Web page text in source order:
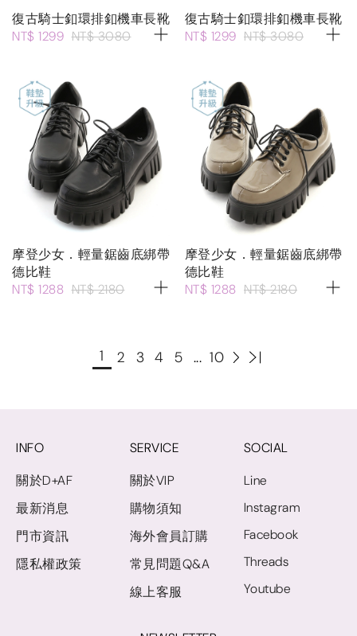
復古騎士釦環排釦機車長靴
NT$ 1299 NT$ 3080
復古騎士釦環排釦機車長靴
NT$ 1299 NT$ 3080
摩登少女．輕量鋸齒底綁帶
德比鞋
NT$ 1288 NT$ 2180
摩登少女．輕量鋸齒底綁帶
德比鞋
NT$ 1288 NT$ 2180
1 2 3 4 5 ... 10
INFO
關於D+AF
最新消息
門市資訊
隱私權政策
SERVICE
關於VIP
購物須知
海外會員訂購
常見問題Q&A
線上客服
SOCIAL
Line
Instagram
Facebook
Threads
Youtube